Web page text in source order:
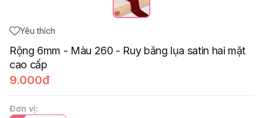
Yêu thích
Rộng 6mm - Màu 260 - Ruy băng lụa satin hai mặt
cao cấp
9.000đ
Đơn vị: